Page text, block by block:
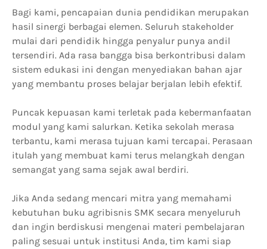
Bagi kami, pencapaian dunia pendidikan merupakan
hasil sinergi berbagai elemen. Seluruh stakeholder
mulai dari pendidik hingga penyalur punya andil
tersendiri. Ada rasa bangga bisa berkontribusi dalam
sistem edukasi ini dengan menyediakan bahan ajar
yang membantu proses belajar berjalan lebih efektif.
Puncak kepuasan kami terletak pada kebermanfaatan
modul yang kami salurkan. Ketika sekolah merasa
terbantu, kami merasa tujuan kami tercapai. Perasaan
itulah yang membuat kami terus melangkah dengan
semangat yang sama sejak awal berdiri.
Jika Anda sedang mencari mitra yang memahami
kebutuhan buku agribisnis SMK secara menyeluruh
dan ingin berdiskusi mengenai materi pembelajaran
paling sesuai untuk institusi Anda, tim kami siap